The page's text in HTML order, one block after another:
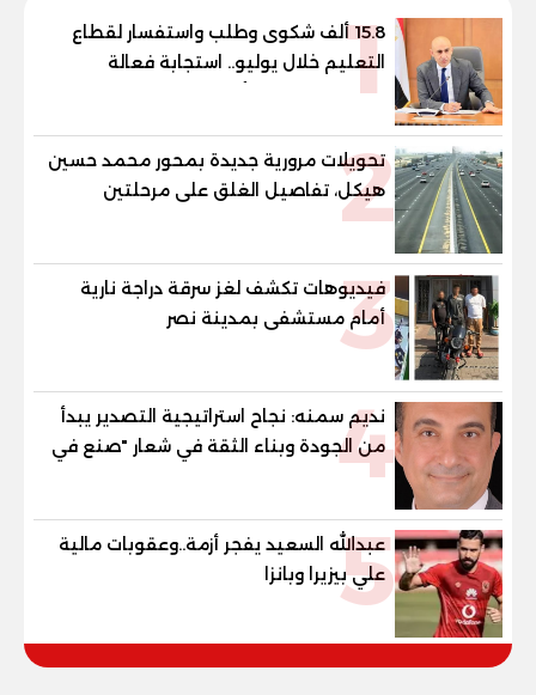
115.8 ألف شكوى وطلب واستفسار لقطاع
التعليم خلال يوليو.. استجابة فعالة
لشكاوى الطلاب وأولياء الأمور
2
تحويلات مرورية جديدة بمحور محمد حسين
هيكل، تفاصيل الغلق على مرحلتين
3
فيديوهات تكشف لغز سرقة دراجة نارية
أمام مستشفى بمدينة نصر
4
نديم سمنه: نجاح استراتيجية التصدير يبدأ
من الجودة وبناء الثقة في شعار "صنع في
مصر"
5
عبدالله السعيد يفجر أزمة..وعقوبات مالية
علي بيزيرا وبانزا